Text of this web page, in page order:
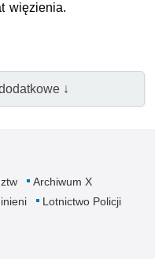
więzienia.
↓
Archiwum X
Lotnictwo Policji